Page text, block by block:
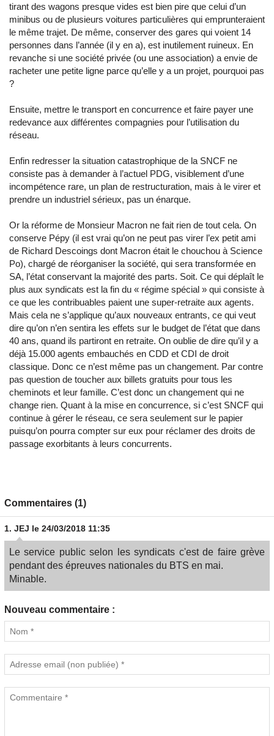
tirant des wagons presque vides est bien pire que celui d’un
minibus ou de plusieurs voitures particulières qui emprunteraient
le même trajet. De même, conserver des gares qui voient 14
personnes dans l’année (il y en a), est inutilement ruineux. En
revanche si une société privée (ou une association) a envie de
racheter une petite ligne parce qu’elle y a un projet, pourquoi pas
?
Ensuite, mettre le transport en concurrence et faire payer une
redevance aux différentes compagnies pour l’utilisation du
réseau.
Enfin redresser la situation catastrophique de la SNCF ne
consiste pas à demander à l’actuel PDG, visiblement d’une
incompétence rare, un plan de restructuration, mais à le virer et
prendre un industriel sérieux, pas un énarque.
Or la réforme de Monsieur Macron ne fait rien de tout cela. On
conserve Pépy (il est vrai qu’on ne peut pas virer l’ex petit ami
de Richard Descoings dont Macron était le chouchou à Science
Po), chargé de réorganiser la société, qui sera transformée en
SA, l’état conservant la majorité des parts. Soit. Ce qui déplaît le
plus aux syndicats est la fin du « régime spécial » qui consiste à
ce que les contribuables paient une super-retraite aux agents.
Mais cela ne s’applique qu’aux nouveaux entrants, ce qui veut
dire qu’on n’en sentira les effets sur le budget de l’état que dans
40 ans, quand ils partiront en retraite. On oublie de dire qu’il y a
déjà 15.000 agents embauchés en CDD et CDI de droit
classique. Donc ce n’est même pas un changement. Par contre
pas question de toucher aux billets gratuits pour tous les
cheminots et leur famille. C’est donc un changement qui ne
change rien. Quant à la mise en concurrence, si c’est SNCF qui
continue à gérer le réseau, ce sera seulement sur le papier
puisqu’on pourra compter sur eux pour réclamer des droits de
passage exorbitants à leurs concurrents.
Commentaires (1)
1. JEJ le 24/03/2018 11:35
Le service public selon les syndicats c'est de faire grève
pendant des épreuves nationales du BTS en mai.
Minable.
Nouveau commentaire :